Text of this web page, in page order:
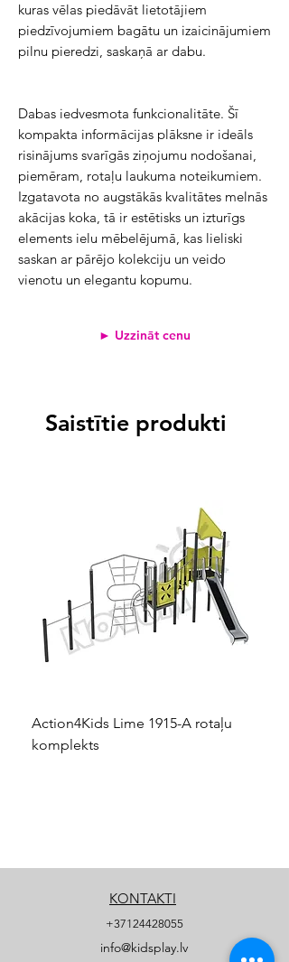
kuras vēlas piedāvāt lietotājiem
piedzīvojumiem bagātu un izaicinājumiem
pilnu pieredzi, saskaņā ar dabu.
Dabas iedvesmota funkcionalitāte. Šī
kompakta informācijas plāksne ir ideāls
risinājums svarīgās ziņojumu nodošanai,
piemēram, rotaļu laukuma noteikumiem.
Izgatavota no augstākās kvalitātes melnās
akācijas koka, tā ir estētisks un izturīgs
elements ielu mēbelējumā, kas lieliski
saskan ar pārējo kolekciju un veido
vienotu un elegantu kopumu.
► Uzzināt cenu
Saistītie produkti
Action4Kids Lime 1915-A rotaļu
komplekts
KONTAKTI
+37124428055
info@kidsplay.lv